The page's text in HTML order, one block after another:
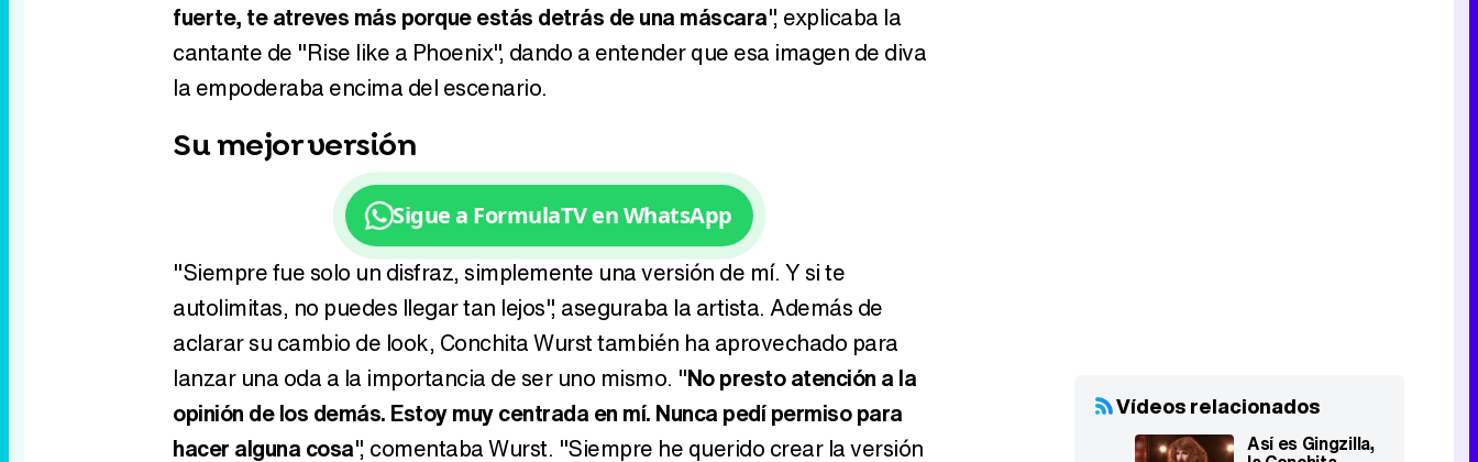
fuerte, te atreves más porque estás detrás de una máscara", explicaba la
cantante de "Rise like a Phoenix", dando a entender que esa imagen de diva
la empoderaba encima del escenario.
Su mejor versión
Sigue a FormulaTV en WhatsApp
"Siempre fue solo un disfraz, simplemente una versión de mí. Y si te
autolimitas, no puedes llegar tan lejos", aseguraba la artista. Además de
aclarar su cambio de look, Conchita Wurst también ha aprovechado para
lanzar una oda a la importancia de ser uno mismo. "No presto atención a la
opinión de los demás. Estoy muy centrada en mí. Nunca pedí permiso para
hacer alguna cosa", comentaba Wurst. "Siempre he querido crear la versión
Vídeos relacionados
Así es Gingzilla,